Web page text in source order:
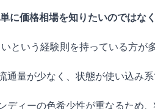
に価格相場を知りたいのでは
という経験則を持っている方が
量が少なく、状態が使い込み
ィーの色希少性が重なるため